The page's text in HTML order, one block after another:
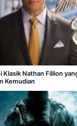
Klasik Nathan Fillion
Kemudian